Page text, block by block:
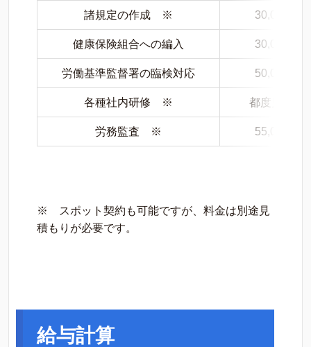
諸規定の作成 ※ 30,000円～
健康保険組合への編入 30,000円～
労働基準監督署の臨検対応 50,000円～
各種社内研修 ※ 都度見積も
労務監査 ※ 55,000円～
※ スポット契約も可能ですが、料金は別途見
積もりが必要です。
給与計算